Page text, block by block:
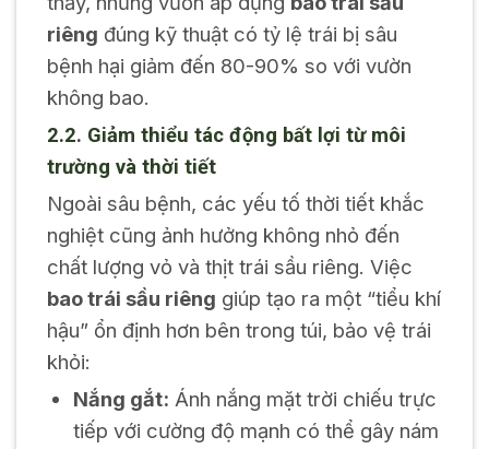
riêng đúng kỹ thuật có tỷ lệ trái bị sâu
bệnh hại giảm đến 80-90% so với vườn
không bao.
2.2. Giảm thiểu tác động bất lợi từ môi
trường và thời tiết
Ngoài sâu bệnh, các yếu tố thời tiết khắc
nghiệt cũng ảnh hưởng không nhỏ đến
chất lượng vỏ và thịt trái sầu riêng. Việc
bao trái sầu riêng giúp tạo ra một “tiểu khí
hậu” ổn định hơn bên trong túi, bảo vệ trái
khỏi:
Nắng gắt: Ánh nắng mặt trời chiếu trực
tiếp với cường độ mạnh có thể gây nám